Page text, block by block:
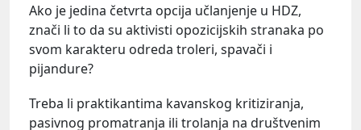
Ako je jedina četvrta opcija učlanjenje u HDZ,
znači li to da su aktivisti opozicijskih stranaka po
svom karakteru odreda troleri, spavači i
pijandure?
Treba li praktikantima kavanskog kritiziranja,
pasivnog promatranja ili trolanja na društvenim